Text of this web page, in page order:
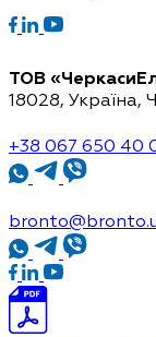
ТОВ
18028, Україна,
+38 067 650 40